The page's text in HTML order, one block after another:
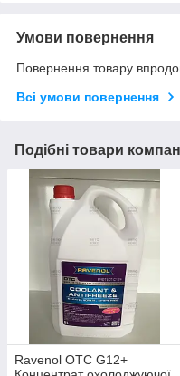
Умови повернення
Повернення товару
Всі умови повернення
Подібні товари
Ravenol OTC G12+